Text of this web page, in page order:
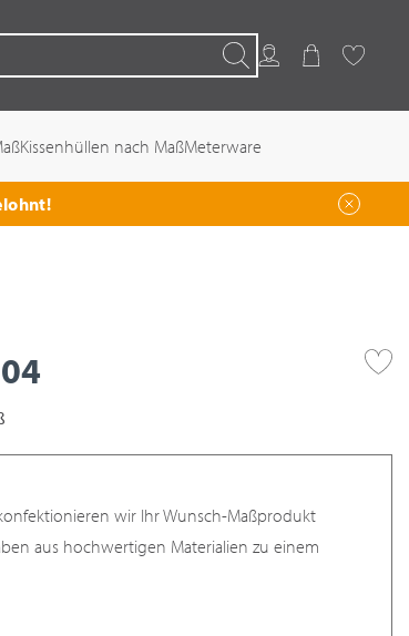
SuchenKundenkonto
WarenkorbFavoriten
Kissenhüllen nach MaßMeterware
wir Ihr Wunsch-Maßprodukt
aus hochwertigen Materialien zu einem